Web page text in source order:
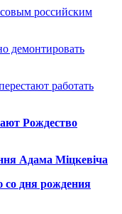
российским
демонтировать
работать
Рождество
Адама Міцкевіча
со дня рождения